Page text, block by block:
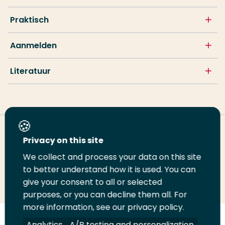
Praktisch
Aanmelden
Literatuur
Deel deze pagina
Deel
LinkedIn
Deel
op
Twitter
Deel
op
Facebook
Email
deze
pagina
Print
deze
pagina
Privacy on this site
We collect and process your data on this site
to better understand how it is used. You can
give your consent to all or selected
purposes, or you can decline them all. For
more information, see our privacy policy.